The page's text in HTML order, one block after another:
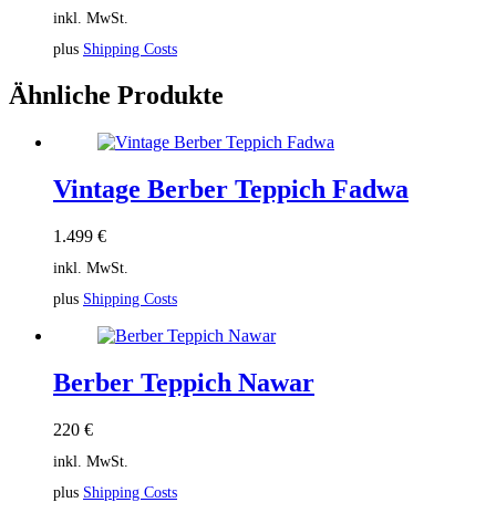
inkl. MwSt.
plus Shipping Costs
Ähnliche Produkte
Vintage Berber Teppich Fadwa
1.499 €
inkl. MwSt.
plus Shipping Costs
Berber Teppich Nawar
220 €
inkl. MwSt.
plus Shipping Costs